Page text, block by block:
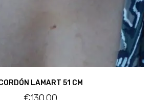
LAMART 51 CM